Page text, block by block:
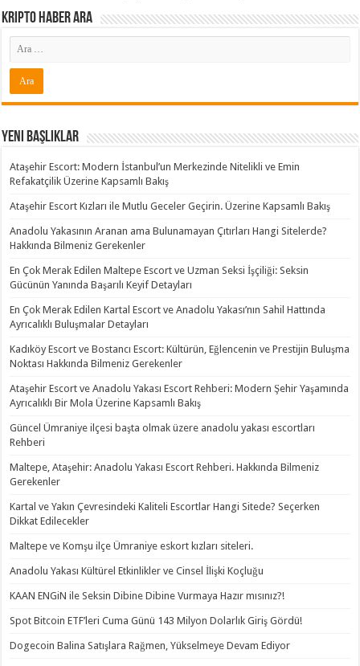
Kripto Haber ARA
Yeni Başlıklar
Ataşehir Escort: Modern İstanbul’un Merkezinde Nitelikli ve Emin
Refakatçilik Üzerine Kapsamlı Bakış
Ataşehir Escort Kızları ile Mutlu Geceler Geçirin. Üzerine Kapsamlı Bakış
Anadolu Yakasının Aranan ama Bulunamayan Çıtırları Hangi Sitelerde?
Hakkında Bilmeniz Gerekenler
En Çok Merak Edilen Maltepe Escort ve Uzman Seksi İşçiliği: Seksin
Gücünün Yanında Başarılı Keyif Detayları
En Çok Merak Edilen Kartal Escort ve Anadolu Yakası’nın Sahil Hattında
Ayrıcalıklı Buluşmalar Detayları
Kadıköy Escort ve Bostancı Escort: Kültürün, Eğlencenin ve Prestijin Buluşma
Noktası Hakkında Bilmeniz Gerekenler
Ataşehir Escort ve Anadolu Yakası Escort Rehberi: Modern Şehir Yaşamında
Ayrıcalıklı Bir Mola Üzerine Kapsamlı Bakış
Güncel Ümraniye ilçesi başta olmak üzere anadolu yakası escortları
Rehberi
Maltepe, Ataşehir: Anadolu Yakası Escort Rehberi. Hakkında Bilmeniz
Gerekenler
Kartal ve Yakın Çevresindeki Kaliteli Escortlar Hangi Sitede? Seçerken
Dikkat Edilecekler
Maltepe ve Komşu ilçe Ümraniye eskort kızları siteleri.
Anadolu Yakası Kültürel Etkinlikler ve Cinsel İlişki Koçluğu
KAAN ENGiN ile Seksin Dibine Dibine Vurmaya Hazır mısınız?!
Spot Bitcoin ETF’leri Cuma Günü 143 Milyon Dolarlık Giriş Gördü!
Dogecoin Balina Satışlara Rağmen, Yükselmeye Devam Ediyor